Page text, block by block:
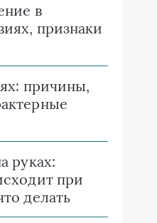
в
признаки
причины,
руках:
при
делать